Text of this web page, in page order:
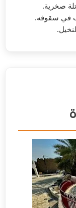
صخرية.
في سقوفه.